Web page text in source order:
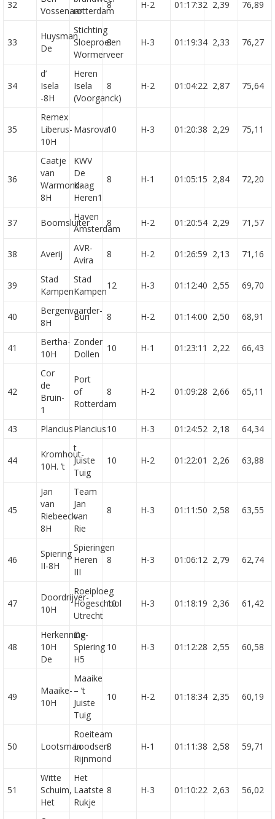
32
Vossenaarrotterdam
8 H-2 01:17:32 2,39 76,89
33
Huysman
De
Stichting
Sloeproeien
Wormerveer
8 H-3 01:19:34 2,33 76,27
34
d’
Isela
-8H
Heren
Isela
(Voorganck)
8 H-2 01:04:22 2,87 75,64
35
Remex
Liberus-
10H
Masrova10 H-3 01:20:38 2,29 75,11
36
Caatje
van
Warmond-
8H
KWV
De
Kaag
Heren1
8 H-1 01:05:15 2,84 72,20
37 Boomsluiter
Haven
Amsterdam
8 H-2 01:20:54 2,29 71,57
38 Averij
AVR-
Avira
8 H-2 01:26:59 2,13 71,16
39
Stad
Kampen
Stad
Kampen
12 H-3 01:12:40 2,55 69,70
40
Bergenvaarder-
8H
Buri 8 H-2 01:14:00 2,50 68,91
41
Bertha-
10H
Zonder
Dollen
10 H-1 01:23:11 2,22 66,43
42
Cor
de
Bruin-
1
Port
of
Rotterdam
8 H-2 01:09:28 2,66 65,11
43 PlanciusPlancius10 H-3 01:24:52 2,18 64,34
44
Kromhout-
10H. ’t
t
Juiste
Tuig
10 H-2 01:22:01 2,26 63,88
45
Jan
van
Riebeeck-
8H
Team
Jan
van
Rie
8 H-3 01:11:50 2,58 63,55
46
Spiering
II-8H
Spieringen
Heren
III
8 H-3 01:06:12 2,79 62,74
47
Doordrijver-
10H
Roeiploeg
Hogeschool
Utrecht
10 H-3 01:18:19 2,36 61,42
48
Herkenning-
10H
De
De
Spiering
H5
10 H-3 01:12:28 2,55 60,58
49
Maaike-
10H
Maaike
– ’t
Juiste
Tuig
10 H-2 01:18:34 2,35 60,19
50 Lootsman
Roeiteam
Loodsen
Rijnmond
8 H-1 01:11:38 2,58 59,71
51
Witte
Schuim,
Het
Het
Laatste
Rukje
8 H-3 01:10:22 2,63 56,02